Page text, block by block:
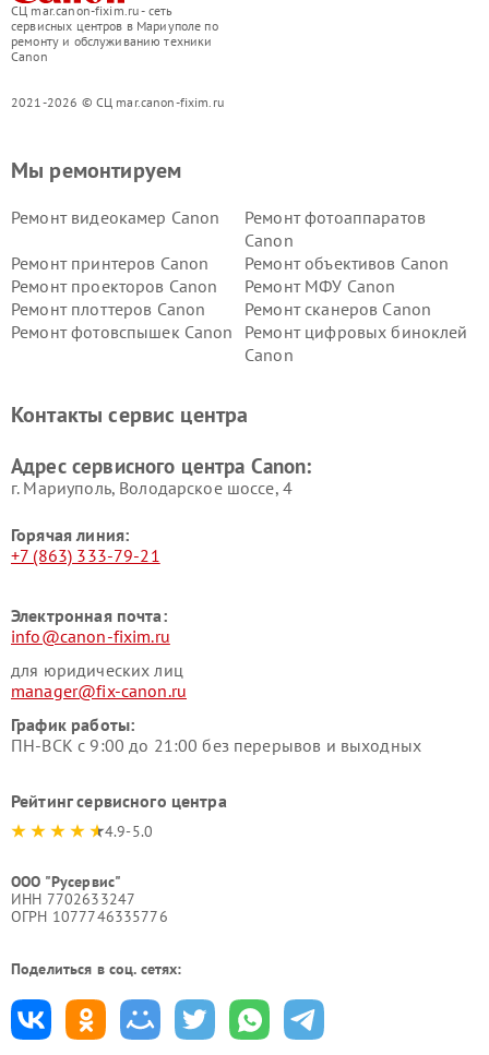
СЦ mar.canon-fixim.ru - сеть
сервисных центров в Мариуполе по
ремонту и обслуживанию техники
Canon
2021-2026 © СЦ mar.canon-fixim.ru
Мы ремонтируем
Ремонт видеокамер Canon
Ремонт фотоаппаратов
Canon
Ремонт принтеров Canon
Ремонт объективов Canon
Ремонт проекторов Canon
Ремонт МФУ Canon
Ремонт плоттеров Canon
Ремонт сканеров Canon
Ремонт фотовспышек Canon
Ремонт цифровых биноклей
Canon
Контакты сервис центра
Адрес сервисного центра Canon:
г. Мариуполь, Володарское шоссе, 4
Горячая линия:
+7 (863) 333-79-21
Электронная почта:
info@canon-fixim.ru
для юридических лиц
manager@fix-canon.ru
График работы:
ПН-ВСК с 9:00 до 21:00 без перерывов и выходных
Рейтинг сервисного центра
4.9-5.0
ООО "Русервис"
ИНН 7702633247
ОГРН 1077746335776
Поделиться в соц. сетях: